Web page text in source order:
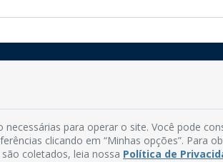
Fone: (83) 3292-2246
Email:
para operar o site. Você pode
clicando em “Minhas opções”. Para
coletados, leia nossa Política de